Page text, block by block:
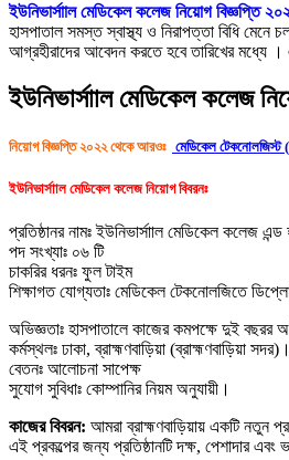
ইউনিভার্সাাল মেডিকেল কলেজ নিয়োগ বিজ্ঞপ্তি
হাসপাতাল সমস্ত স্বাস্থ্য ও নিরাপত্তা বিধি মেনে
আগ্রহীরাদের আবেদন করতে হবে তারিখের মধ্যে
ইউনিভার্সাাল মেডিকেল কলেজ
নিয়োগ বিজ্ঞপ্তি ২০২২ থেকে আরওঃ মেডিকেল টেকনোলজিস্ট
ইউনিভার্সাাল মেডিকেল কলেজ নিয়োগ বিবরনঃ
প্রতিষ্ঠানর নামঃ ইউনিভার্সাাল মেডিকেল কলেজ এন্ড
পদ সংখ্যাঃ ০৬ টি
চাকরির ধরনঃ ফুল টাইম
শিক্ষাগত যোগ্যতাঃ মেডিকেল টেকনোলজিতে
অভিজ্ঞতাঃ হাসপাতালে কাজের কমপক্ষে দুই বছরর
কর্মস্থলঃ ঢাকা, ব্রাহ্মণবাড়িয়া (ব্রাহ্মণবাড়িয়া সদর)।
বেতনঃ আলোচনা সাপেক্ষ
সুযোগ সুবিধাঃ কোম্পানির নিয়ম অনুযায়ী।
কাজের বিবরন: আমরা ব্রাহ্মণবাড়িয়ায় একটি নতুন
এই প্রকল্পের জন্য প্রতিষ্ঠানটি দক্ষ, পেশাদার